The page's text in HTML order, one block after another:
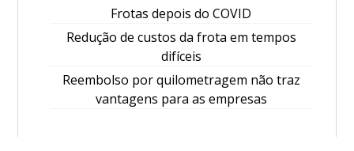
Frotas depois do COVID
Redução de custos da frota em tempos
difíceis
Reembolso por quilometragem não traz
vantagens para as empresas